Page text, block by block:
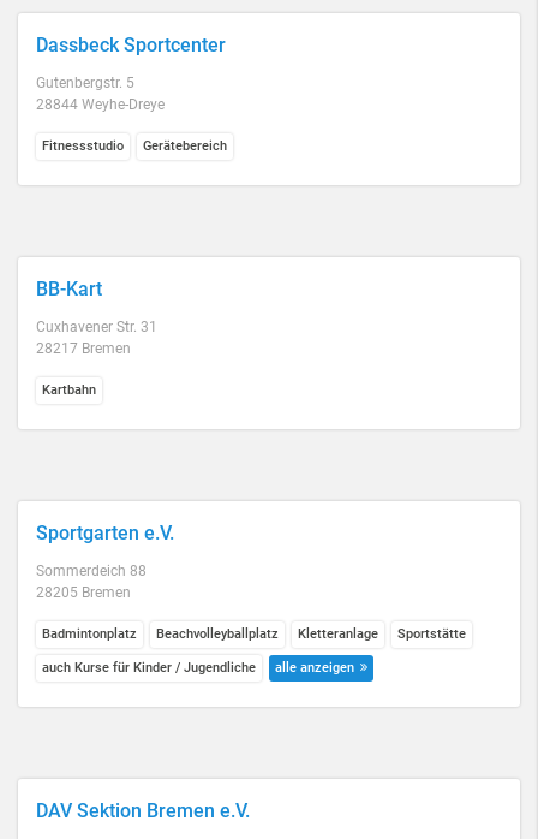
Dassbeck Sportcenter
Gutenbergstr. 5
28844 Weyhe-Dreye
Fitnessstudio Gerätebereich
BB-Kart
Cuxhavener Str. 31
28217 Bremen
Kartbahn
Sportgarten e.V.
Sommerdeich 88
28205 Bremen
Badmintonplatz Beachvolleyballplatz Kletteranlage Sportstätte
auch Kurse für Kinder / Jugendliche alle anzeigen
DAV Sektion Bremen e.V.